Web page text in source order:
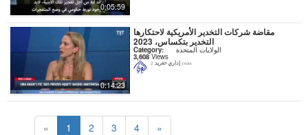
0:05:59
0:14:23
مقاضة شركات التخدير الأمريكية لاحتكارها
التخدير بتكساس، 2023
Category: الولايات المتحدة
3,608Views
إداري-تغريد 2 years
« 1 2 3 4 »